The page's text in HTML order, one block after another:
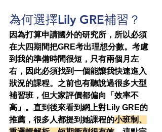
為何選擇Lily GRE補習？
因為打算申請國外的研究所，所以必須
在大四期間把GRE考出理想分數。考慮
到我的準備時間很短，只有兩個月左
右，因此必須找到一個能讓我快速進入
狀況的課程。之前也有聽說過很多大型
補習班，但大家評價都偏向「效率不
高」。直到後來看到網上對Lily GRE的
推薦，很多人都提到她課程的小班制、